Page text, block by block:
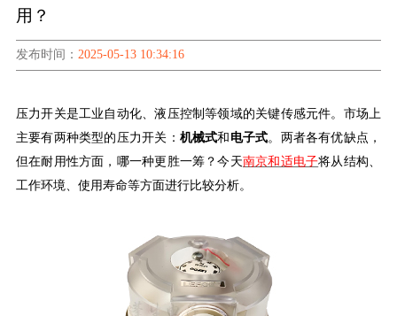
用？
发布时间： 2025-05-13 10:34:16
压力开关是工业自动化、液压控制等领域的关键传感元件。市场上
主要有两种类型的压力开关： 机械式和 电子式。两者各有优缺点，
但在耐用性方面，哪一种更胜一筹？今天南京和适电子将从结构、
工作环境、使用寿命等方面进行比较分析。